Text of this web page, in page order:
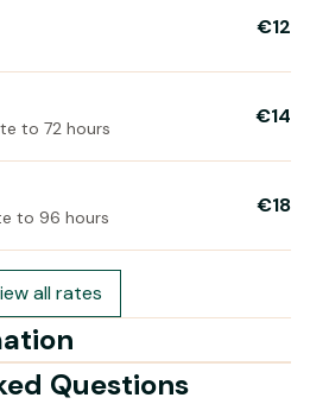
€12
to 72 hours
€14
to 96 hours
€18
all rates
Questions